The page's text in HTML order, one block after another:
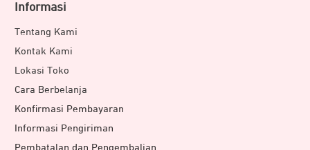
Informasi
Tentang Kami
Kontak Kami
Lokasi Toko
Cara Berbelanja
Konfirmasi Pembayaran
Informasi Pengiriman
Pembatalan dan Pengembalian